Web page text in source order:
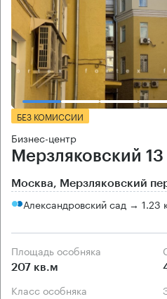
БЕЗ КОМИССИИ
Бизнес-центр
Мерзляковский 13
Москва, Мерзляковский
Александровский сад → 1.23
Площадь особняка
207 кв.м
Класс особняка